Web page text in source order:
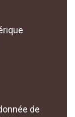
de